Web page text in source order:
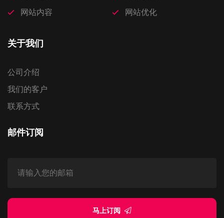
网站内容
网站优化
关于我们
公司介绍
我们的客户
联系方式
邮件订阅
马上订阅